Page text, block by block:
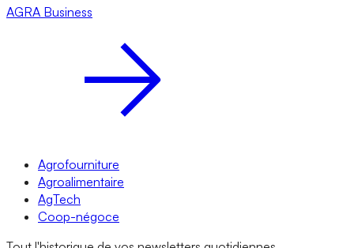
AGRA Business
Agrofourniture
Agroalimentaire
AgTech
Coop-négoce